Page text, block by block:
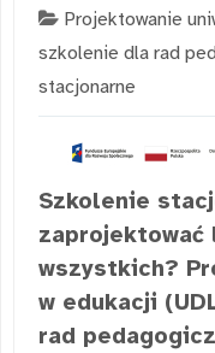
Projektowanie
szkolenie dla rad
stacjonarne
Szkolenie
zaprojektować
wszystkich?
w edukacji
rad